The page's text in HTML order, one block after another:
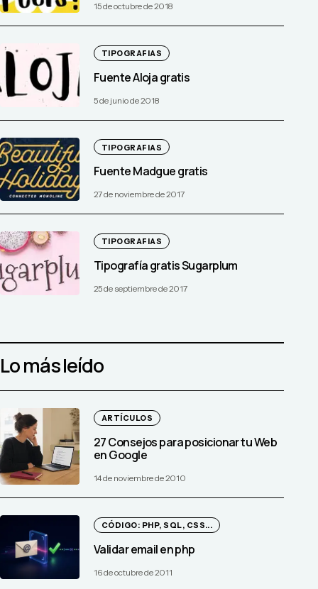
15 de octubre de 2018
TIPOGRAFIAS
Fuente Aloja gratis
5 de junio de 2018
TIPOGRAFIAS
Fuente Madgue gratis
27 de noviembre de 2017
TIPOGRAFIAS
Tipografía gratis Sugarplum
25 de septiembre de 2017
Lo más leído
ARTÍCULOS
27 Consejos para posicionar tu Web
en Google
14 de noviembre de 2010
CÓDIGO: PHP, SQL, CSS...
Validar email en php
16 de octubre de 2011